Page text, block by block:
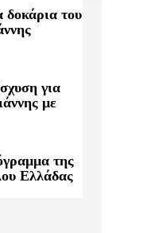
του
για
με
της
Ελλάδας